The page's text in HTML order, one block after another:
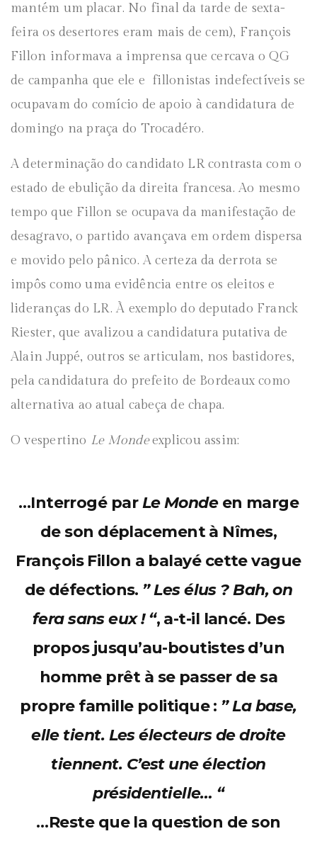
mantém um placar. No final da tarde de sexta-
feira os desertores eram mais de cem), François
Fillon informava a imprensa que cercava o QG
de campanha que ele e fillonistas indefectíveis se
ocupavam do comício de apoio à candidatura de
domingo na praça do Trocadéro.
A determinação do candidato LR contrasta com o
estado de ebulição da direita francesa. Ao mesmo
tempo que Fillon se ocupava da manifestação de
desagravo, o partido avançava em ordem dispersa
e movido pelo pânico. A certeza da derrota se
impôs como uma evidência entre os eleitos e
lideranças do LR. À exemplo do deputado Franck
Riester, que avalizou a candidatura putativa de
Alain Juppé, outros se articulam, nos bastidores,
pela candidatura do prefeito de Bordeaux como
alternativa ao atual cabeça de chapa.
O vespertino Le Mondeexplicou assim:
…Interrogé parLe Mondeen marge
de son déplacement à Nîmes,
François Fillon a balayé cette vague
de défections. ” Les élus ? Bah, on
fera sans eux ! “, a-t-il lancé. Des
propos jusqu’au-boutistes d’un
homme prêt à se passer de sa
propre famille politique : ” La base,
elle tient. Les électeurs de droite
tiennent. C’est une élection
présidentielle… “
…Reste que la question de son